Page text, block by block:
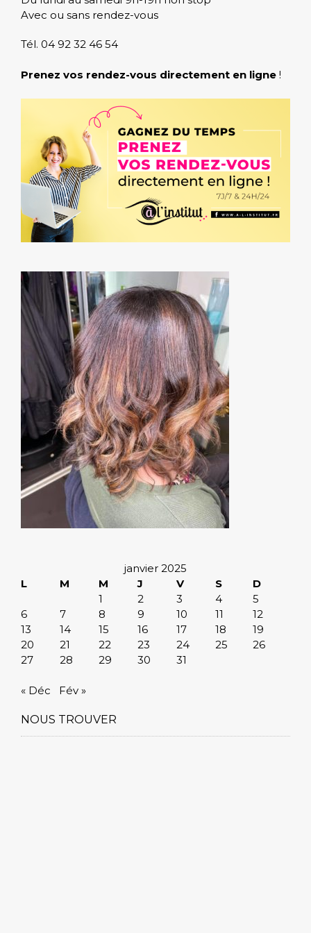
Avec ou sans rendez-vous
Tél. 04 92 32 46 54
Prenez vos rendez-vous directement en ligne !
janvier 2025
L
M M J V S
D
1
2 3 4
5
6
7 8 9 10 11
12
13
14 15 16 17 18
19
20
21 22 23 24 25
26
27
28 29 30 31
« Déc Fév »
NOUS TROUVER